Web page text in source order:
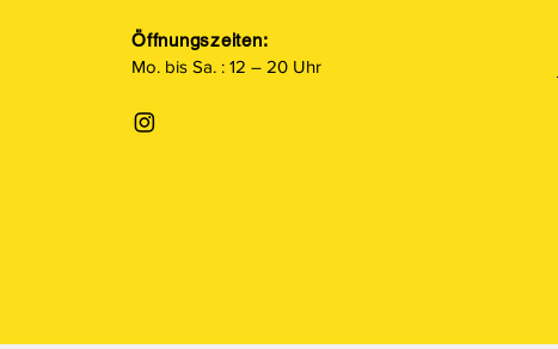
Öffnungszeiten:
Mo. bis Sa. : 12 – 20 Uhr